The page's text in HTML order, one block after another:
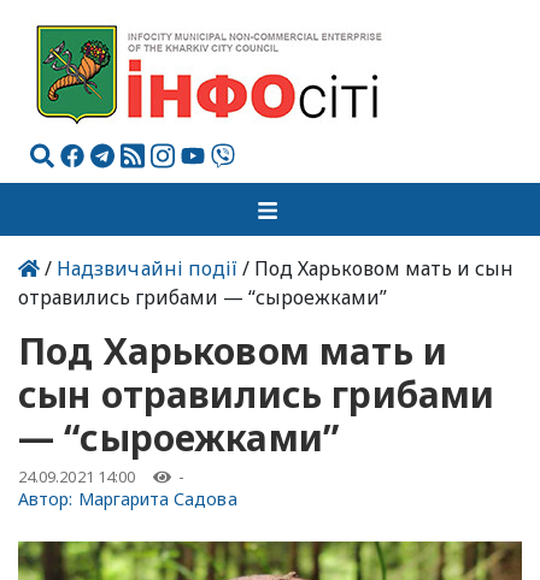
/ Надзвичайні події / Под Харьковом мать и сын
отравились грибами — “сыроежками”
Под Харьковом мать и
сын отравились грибами
— “сыроежками”
24.09.2021 14:00 -
Автор: Маргарита Садова